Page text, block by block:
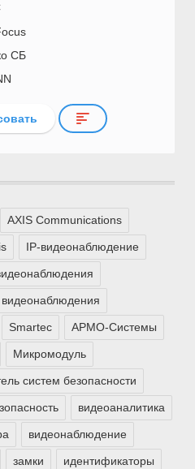
СБ
AXIS Communications
IP-видеонаблюдение
Smartec АРМО-Системы
Микромодуль
систем безопасности
видеоаналитика
видеонаблюдение
замки идентификаторы